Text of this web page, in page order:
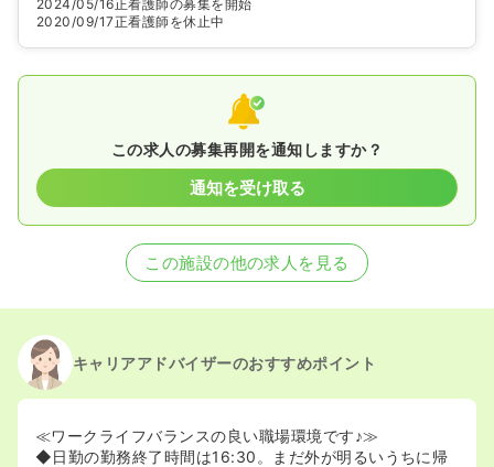
2024/05/16正看護師の募集を開始
2020/09/17正看護師を休止中
この求人の募集再開を通知しますか？
通知を受け取る
この施設の他の求人を見る
キャリアアドバイザーのおすすめポイント
≪ワークライフバランスの良い職場環境です♪≫
◆日勤の勤務終了時間は16:30。まだ外が明るいうちに帰